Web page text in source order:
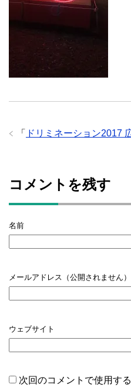
「 ドリミネーション2017
コメントを残す
名前
メールアドレス（公開されません）
ウェブサイト
次回のコメントで使用す